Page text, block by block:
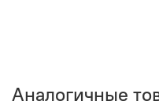
Аналогичные